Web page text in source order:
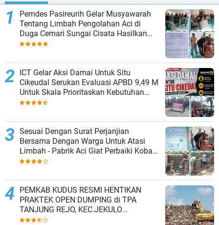
Pemdes Pasireurih Gelar Musyawarah
Tentang Limbah Pengolahan Aci di
Duga Cemari Sungai Cisata Hasilkan
Kesepakatan Tutup Sementara
ICT Gelar Aksi Damai Untuk Situ
Cikeudal Serukan Evaluasi APBD 9,49 M
Untuk Skala Prioritaskan Kebutuhan
Dasar Masyarakat Belum Saat nya
Sesuai Dengan Surat Perjanjian
Bersama Dengan Warga Untuk Atasi
Limbah - Pabrik Aci Giat Perbaiki Kobak
Penampungan Air
PEMKAB KUDUS RESMI HENTIKAN
PRAKTEK OPEN DUMPING di TPA
TANJUNG REJO, KEC.JEKULO
KAB.KUDUS,BERLAKUKAN SISTEM